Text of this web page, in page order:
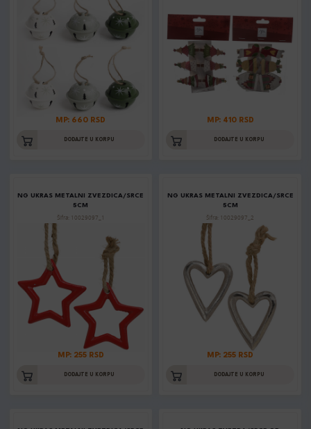
MP: 660 RSD
DODAJTE U KORPU
MP: 410 RSD
DODAJTE U KORPU
NG UKRAS METALNI ZVEZDICA/SRCE
5CM
Šifra: 10029097_1
MP: 255 RSD
DODAJTE U KORPU
NG UKRAS METALNI ZVEZDICA/SRCE
5CM
Šifra: 10029097_2
MP: 255 RSD
DODAJTE U KORPU